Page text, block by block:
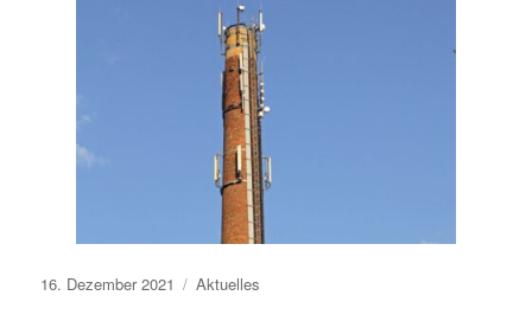
Veröffentlicht
16. Dezember 2021 Aktuelles